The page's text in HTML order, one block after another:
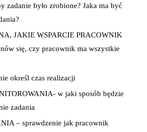
zadanie było zrobione? Jaka ma być
JAKIE WSPARCIE PRACOWNIK
się, czy pracownik ma wszystkie
określ czas realizacji
w jaki sposób będzie
zadania
– sprawdzenie jak pracownik